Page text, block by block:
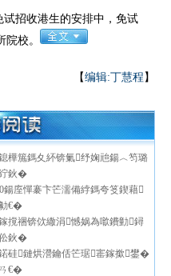
招收港生的安排中，免试
校。
【编辑:丁慧程 】
樺箷鎷夊紑锛氭纾婅兘鍚︿笉璐
鈥�
鍚庢憚褰卞笀濡備綍鎷夸笅鍥藉
€�
撹祵锛佽繖涓憾娲為噷鐨勭鐞
鈥�
硅鏈烘瀯鑰佸笀琚寚鎵撳鐢�
€�